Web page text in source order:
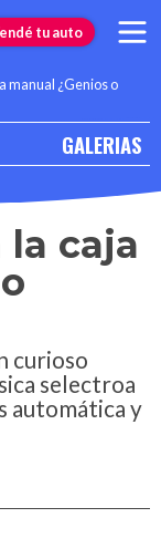
tu auto
manual ¿Genios o
GALERIAS
la caja
curioso
selectroa
automática y